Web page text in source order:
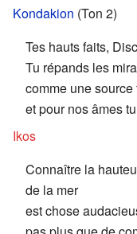
Kondakion (Ton 2)
Tes hauts faits,
Tu répands les
comme une
et pour nos âmes
Ikos
Connaître la
de la mer
est chose